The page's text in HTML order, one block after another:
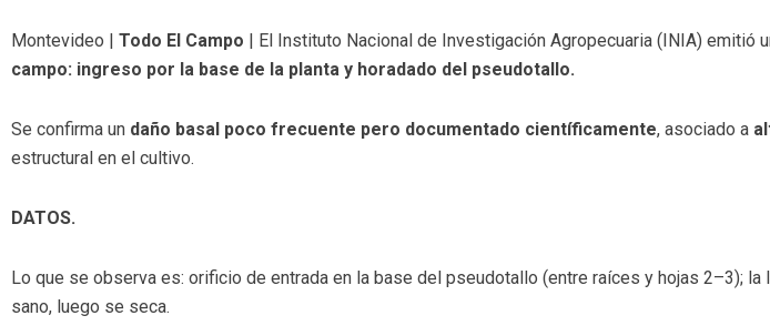
Montevideo | Todo El Campo | El Instituto Nacional de Investigación Agropecuaria (INIA) emitió
campo: ingreso por la base de la planta y horadado del pseudotallo.
Se confirma un daño basal poco frecuente pero documentado científicamente, asociado a
estructural en el cultivo.
DATOS.
Lo que se observa es: orificio de entrada en la base del pseudotallo (entre raíces y hojas 2–3);
sano, luego se seca.